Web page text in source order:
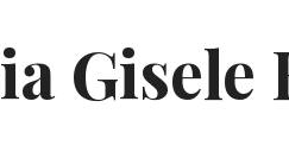
Gisele